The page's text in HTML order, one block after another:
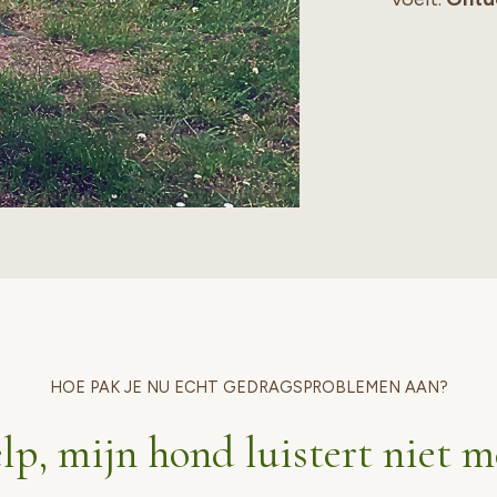
HOE PAK JE NU ECHT GEDRAGSPROBLEMEN AAN?
mijn hond luistert niet